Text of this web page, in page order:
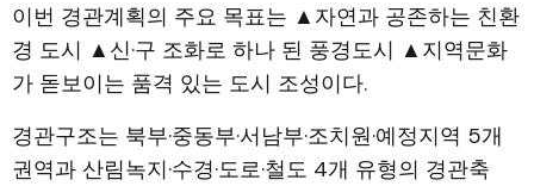
이번 경관계획의 주요 목표는 ▲자연과 공존하는 친환
경 도시 ▲신·구 조화로 하나 된 풍경도시 ▲지역문화
가 돋보이는 품격 있는 도시 조성이다.
경관구조는 북부·중동부·서남부·조치원·예정지역 5개
권역과 산림녹지·수경·도로·철도 4개 유형의 경관축